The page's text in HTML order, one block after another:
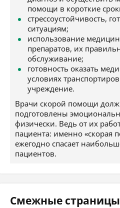
помощи в короткие
стрессоустойчивость,
ситуациям;
использование
препаратов, их
обслуживание;
готовность оказать
условиях
учреждение.
Врачи скорой помощи
подготовлены
физически. Ведь от их
пациента: именно «скорая
ежегодно спасает
пациентов.
Смежные страницы